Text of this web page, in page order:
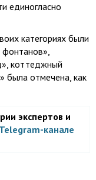
единогласно
категориях были
фонтанов»,
коттеджный
была отмечена, как
экспертов и
Telegram-канале